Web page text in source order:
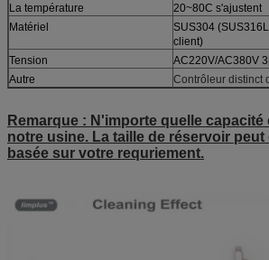
La température
20~80C s'ajustent
Matériel
SUS304
client)
Tension
AC220V/AC380V
Autre
Contrôleur distinct
Remarque : N'importe quelle
notre usine. La taille de réservoir
basée sur votre requriement.